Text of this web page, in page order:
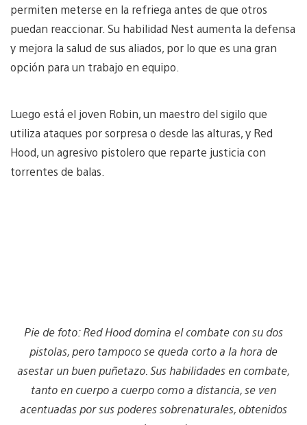
permiten meterse en la refriega antes de que otros
puedan reaccionar. Su habilidad Nest aumenta la defensa
y mejora la salud de sus aliados, por lo que es una gran
opción para un trabajo en equipo.
Luego está el joven Robin, un maestro del sigilo que
utiliza ataques por sorpresa o desde las alturas, y Red
Hood, un agresivo pistolero que reparte justicia con
torrentes de balas.
Pie de foto: Red Hood domina el combate con su dos
pistolas, pero tampoco se queda corto a la hora de
asestar un buen puñetazo. Sus habilidades en combate,
tanto en cuerpo a cuerpo como a distancia, se ven
acentuadas por sus poderes sobrenaturales, obtenidos